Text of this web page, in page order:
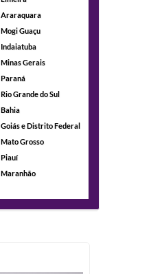
Araraquara
Mogi Guaçu
Indaiatuba
Minas Gerais
Paraná
Rio Grande do Sul
Bahia
Goiás e Distrito Federal
Mato Grosso
Piauí
Maranhão